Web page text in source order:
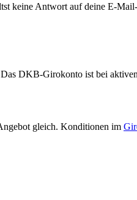
keine Antwort auf deine E-
DKB-Girokonto ist bei
gleich. Konditionen im